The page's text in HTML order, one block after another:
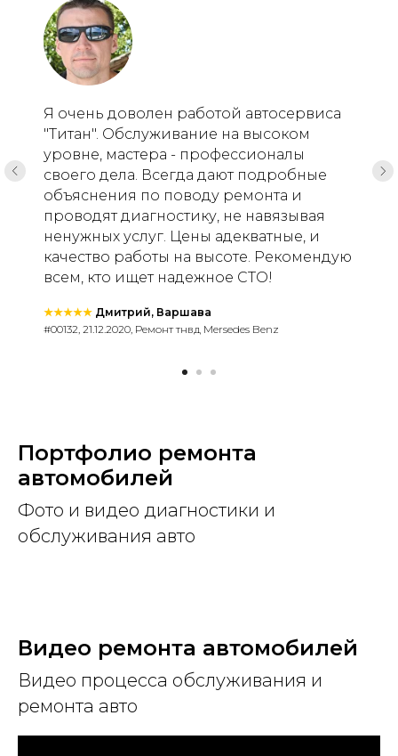
Я очень доволен работой автосервиса
"Титан". Обслуживание на высоком
уровне, мастера - профессионалы
своего дела. Всегда дают подробные
объяснения по поводу ремонта и
проводят диагностику, не навязывая
ненужных услуг. Цены адекватные, и
качество работы на высоте. Рекомендую
всем, кто ищет надежное СТО!
★★★★★ Дмитрий, Варшава
#00132, 21.12.2020, Ремонт тнвд Mersedes Benz
Портфолио ремонта
автомобилей
Фото и видео диагностики и
обслуживания авто
Видео ремонта автомобилей
Видео процесса обслуживания и
ремонта авто